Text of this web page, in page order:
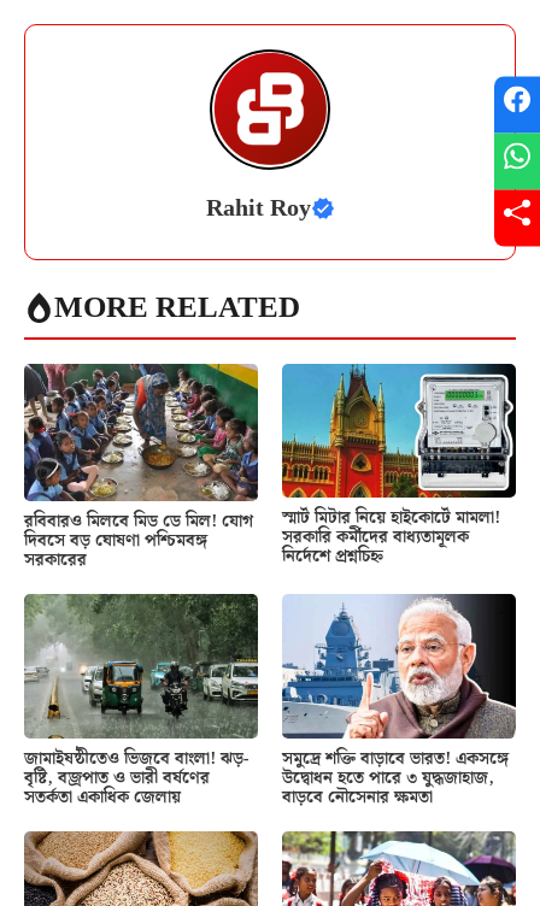
Rahit Roy
MORE RELATED
রবিবারও মিলবে মিড ডে মিল! যোগ
দিবসে বড় ঘোষণা পশ্চিমবঙ্গ
সরকারের
স্মার্ট মিটার নিয়ে হাইকোর্টে মামলা!
সরকারি কর্মীদের বাধ্যতামূলক
নির্দেশে প্রশ্নচিহ্ন
জামাইষষ্ঠীতেও ভিজবে বাংলা! ঝড়-
বৃষ্টি, বজ্রপাত ও ভারী বর্ষণের
সতর্কতা একাধিক জেলায়
সমুদ্রে শক্তি বাড়াবে ভারত! একসঙ্গে
উদ্বোধন হতে পারে ৩ যুদ্ধজাহাজ,
বাড়বে নৌসেনার ক্ষমতা